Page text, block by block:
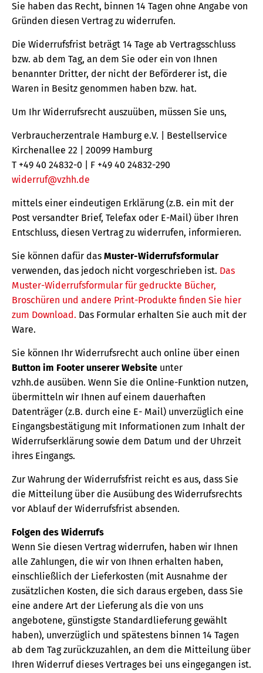
Sie haben das Recht, binnen 14 Tagen ohne Angabe von
Gründen diesen Vertrag zu widerrufen.
Die Widerrufsfrist beträgt 14 Tage ab Vertragsschluss
bzw. ab dem Tag, an dem Sie oder ein von Ihnen
benannter Dritter, der nicht der Beförderer ist, die
Waren in Besitz genommen haben bzw. hat.
Um Ihr Widerrufsrecht auszuüben, müssen Sie uns,
Verbraucherzentrale Hamburg e.V. | Bestellservice
Kirchenallee 22 | 20099 Hamburg
T +49 40 24832-0 | F +49 40 24832-290
widerruf@vzhh.de
mittels einer eindeutigen Erklärung (z.B. ein mit der
Post versandter Brief, Telefax oder E-Mail) über Ihren
Entschluss, diesen Vertrag zu widerrufen, informieren.
Sie können dafür das Muster-Widerrufsformular
verwenden, das jedoch nicht vorgeschrieben ist. Das
Muster-Widerrufsformular für gedruckte Bücher,
Broschüren und andere Print-Produkte finden Sie hier
zum Download. Das Formular erhalten Sie auch mit der
Ware.
Sie können Ihr Widerrufsrecht auch online über einen
Button im Footer unserer Website unter
vzhh.de ausüben. Wenn Sie die Online-Funktion nutzen,
übermitteln wir Ihnen auf einem dauerhaften
Datenträger (z.B. durch eine E- Mail) unverzüglich eine
Eingangsbestätigung mit Informationen zum Inhalt der
Widerrufserklärung sowie dem Datum und der Uhrzeit
ihres Eingangs.
Zur Wahrung der Widerrufsfrist reicht es aus, dass Sie
die Mitteilung über die Ausübung des Widerrufsrechts
vor Ablauf der Widerrufsfrist absenden.
Folgen des Widerrufs
Wenn Sie diesen Vertrag widerrufen, haben wir Ihnen
alle Zahlungen, die wir von Ihnen erhalten haben,
einschließlich der Lieferkosten (mit Ausnahme der
zusätzlichen Kosten, die sich daraus ergeben, dass Sie
eine andere Art der Lieferung als die von uns
angebotene, günstigste Standardlieferung gewählt
haben), unverzüglich und spätestens binnen 14 Tagen
ab dem Tag zurückzuzahlen, an dem die Mitteilung über
Ihren Widerruf dieses Vertrages bei uns eingegangen ist.